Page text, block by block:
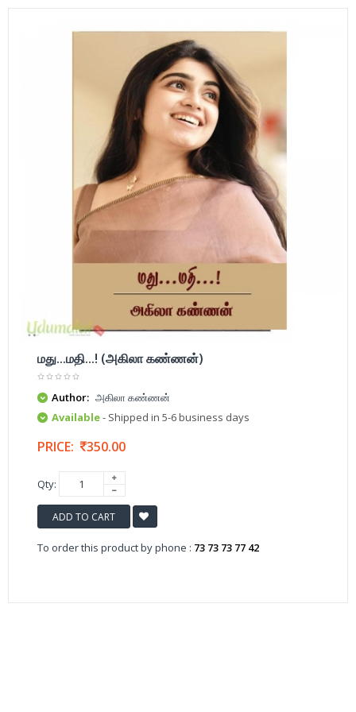
மது...மதி...! (அகிலா கண்ணன்)
Author: அகிலா கண்ணன்
Available- Shipped in 5-6 business days
PRICE: 350.00
Qty:
ADD TO CART
To order this product by phone : 73 73 73 77 42